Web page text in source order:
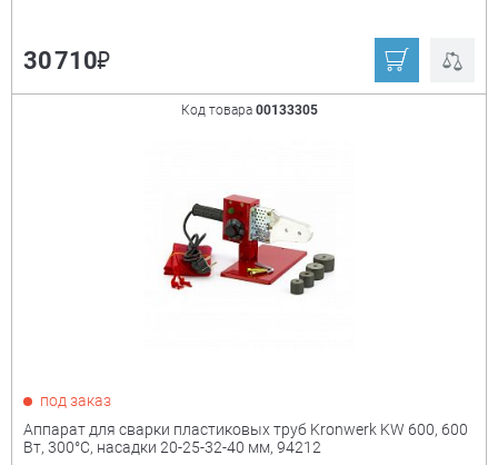
30 710₽
Код товара 00133305
под заказ
Аппарат для сварки пластиковых труб Kronwerk KW 600, 600
Вт, 300°C, насадки 20-25-32-40 мм, 94212